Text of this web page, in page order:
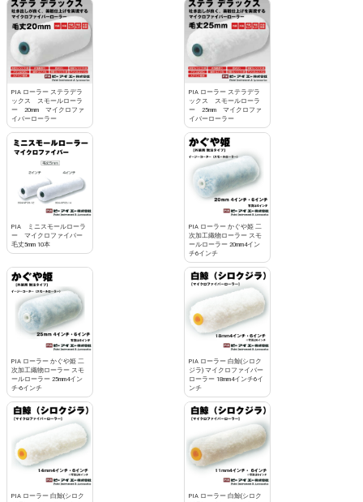
PIA ローラー ステラデラ
ックス スモールローラ
ー 20mm マイクロファ
イバーローラー
PIA ローラー ステラデラ
ックス スモールローラ
ー 25mm マイクロファ
イバーローラー
PIA ミニスモールローラ
ー マイクロファイバー
毛丈5mm 10本
PIA ローラー かぐや姫 二
次加工織物ローラー スモ
ールローラー 20mm4イン
チ6インチ
PIA ローラー かぐや姫 二
次加工織物ローラー スモ
ールローラー 25mm4イン
チ-6インチ
PIA ローラー 白鯨(シロク
ジラ) マイクロファイバー
ローラー 18mm4インチ6イ
ンチ
PIA ローラー 白鯨(シロク
PIA ローラー 白鯨(シロク